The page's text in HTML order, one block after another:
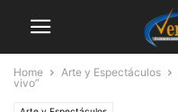
Home Arte y Espectáculos
vivo”